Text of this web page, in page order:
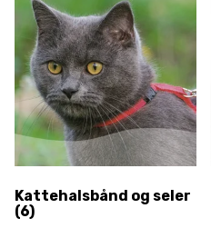
Kattehalsbånd og seler
(6)